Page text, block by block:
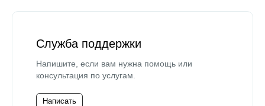
Служба поддержки
Напишите, если вам нужна помощь или
консультация по услугам.
Написать